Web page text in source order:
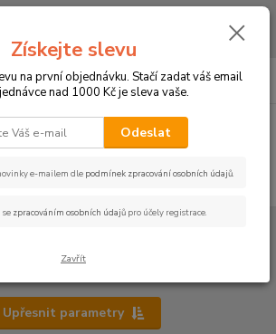
MNOŽSTVÍ NAŠICH PRODUKTŮ ZA LEPŠÍ
CZK
Hledat
0
FLANELOVÉ KOŠILE
Upřesnit parametry
Získejte slevu
na první objednávku. Stačí zadat váš email
nad 1000 Kč je sleva vaše.
Odeslat
e-mailem dle podmínek zpracování osobních údajů.
se zpracováním osobních údajů pro účely registrace.
Zavřít